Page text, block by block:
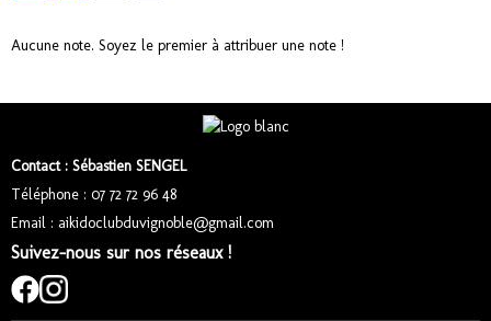
Aucune note. Soyez le premier à attribuer une note !
Contact : Sébastien SENGEL
Téléphone : 07 72 72 96 48
Email : aikidoclubduvignoble@gmail.com
Suivez-nous sur nos réseaux !